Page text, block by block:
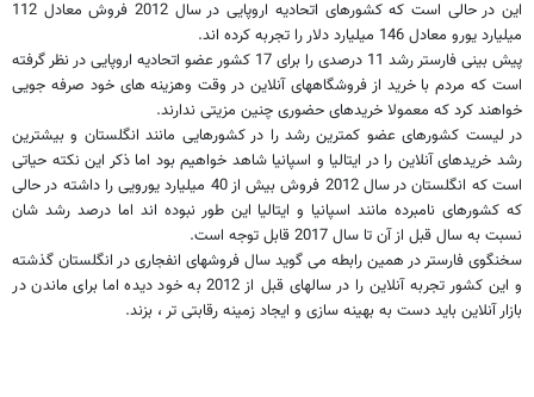
این در حالی است که کشورهای اتحادیه اروپایی در سال 2012 فروش معادل 112
میلیارد یورو معادل 146 میلیارد دلار را تجربه کرده اند.
پیش بینی فارستر رشد 11 درصدی را برای 17 کشور عضو اتحادیه اروپایی در نظر گرفته
است که مردم با خرید از فروشگاههای آنلاین در وقت وهزینه های خود صرفه جویی
خواهند کرد که معمولا خریدهای حضوری چنین مزیتی ندارند.
در لیست کشورهای عضو کمترین رشد را در کشورهایی مانند انگلستان و بیشترین
رشد خریدهای آنلاین را در ایتالیا و اسپانیا شاهد خواهیم بود اما ذکر این نکته حیاتی
است که انگلستان در سال 2012 فروش بیش از 40 میلیارد یورویی را داشته در حالی
که کشورهای نامبرده مانند اسپانیا و ایتالیا این طور نبوده اند اما درصد رشد شان
نسبت به سال قبل از آن تا سال 2017 قابل توجه است.
سخنگوی فارستر در همین رابطه می گوید سال فروشهای انفجاری در انگلستان گذشته
و این کشور تجربه آنلاین را در سالهای قبل از 2012 به خود دیده اما برای ماندن در
بازار آنلاین باید دست به بهینه سازی و ایجاد زمینه رقابتی تر ، بزند.